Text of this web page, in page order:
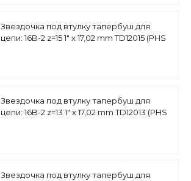
Звездочка под втулку тапербуш для
цепи: 16B-2 z=15 1" x 17,02 mm TD12015 (PHS
Звездочка под втулку тапербуш для
цепи: 16B-2 z=13 1" x 17,02 mm TD12013 (PHS
Звездочка под втулку тапербуш для